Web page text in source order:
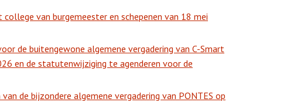
van burgemeester en schepenen van 18 mei
de buitengewone algemene vergadering van C-Smart
en de statutenwijziging te agenderen voor de
de bijzondere algemene vergadering van PONTES op